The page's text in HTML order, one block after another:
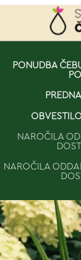
PONUDBA
NAROČILA
NAROČILA